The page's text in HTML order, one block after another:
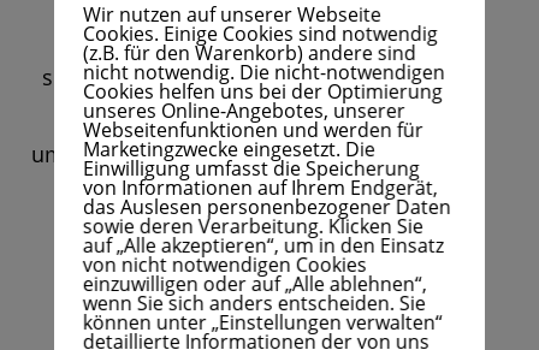
Mach es dir zu Hause gemütlich,
setz dich zu uns und geh den Weg mit uns
gemeinsam,
um dein Leben in die Richtung auszurichten,
die für dich stimmig ist.
Wir nutzen auf unserer Webseite
Cookies. Einige Cookies sind notwendig
(z.B. für den Warenkorb) andere sind
nicht notwendig. Die nicht-notwendigen
Cookies helfen uns bei der Optimierung
unseres Online-Angebotes, unserer
Webseitenfunktionen und werden für
Marketingzwecke eingesetzt. Die
Einwilligung umfasst die Speicherung
von Informationen auf Ihrem Endgerät,
das Auslesen personenbezogener Daten
sowie deren Verarbeitung. Klicken Sie
auf „Alle akzeptieren“, um in den Einsatz
von nicht notwendigen Cookies
einzuwilligen oder auf „Alle ablehnen“,
wenn Sie sich anders entscheiden. Sie
können unter „Einstellungen verwalten“
detaillierte Informationen der von uns